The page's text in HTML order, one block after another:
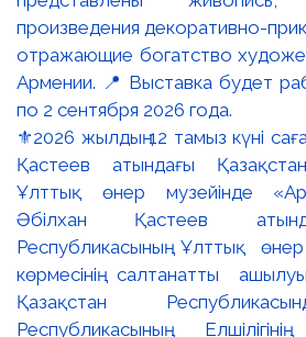
⚜️2026 жылдың 12 тамыз күні
Қастеев атындағы
Ұлттық өнер музейінде
Әбілхан Қастеев
Республикасының Ұлттық
көрмесінің салтанатты
Қазақстан
Республикасының